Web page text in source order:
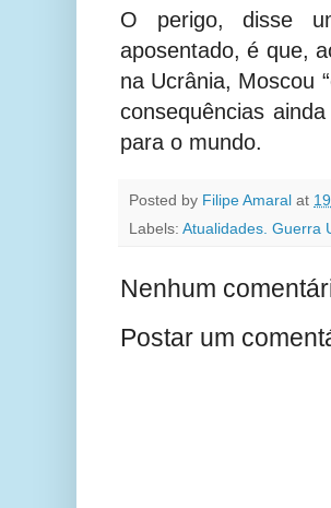
O perigo, disse
aposentado, é que,
na Ucrânia, Moscou
consequências
para o mundo.
Posted by Filipe Amaral at
Labels: Atualidades. Guerra
Nenhum
Postar um